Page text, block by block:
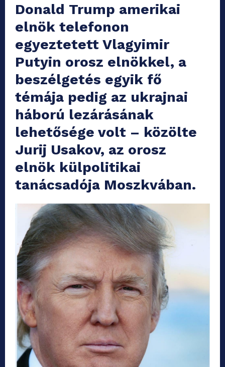
Donald Trump amerikai
elnök telefonon
egyeztetett Vlagyimir
Putyin orosz elnökkel, a
beszélgetés egyik fő
témája pedig az ukrajnai
háború lezárásának
lehetősége volt – közölte
Jurij Usakov, az orosz
elnök külpolitikai
tanácsadója Moszkvában.